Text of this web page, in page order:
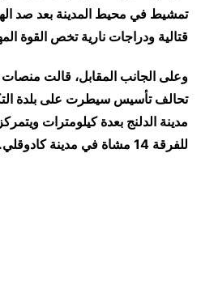
تمشيط في محيط المدينة بعد صد
قتالية ودراجات نارية تخص القوة
وعلى الجانب المقابل، قالت
تحالف تأسيس سيطرت على بلدة
للفرقة 14 مشاة في مدينة كادوقلي.